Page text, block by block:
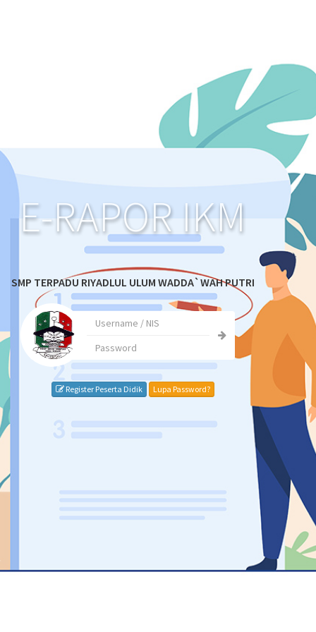
E-RAPOR IKM
SMP TERPADU RIYADLUL ULUM WADDA`WAH PUTRI
Register Peserta Didik Lupa Password?